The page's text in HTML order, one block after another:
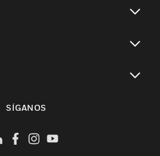
SÍGANOS